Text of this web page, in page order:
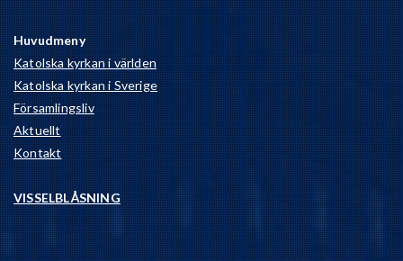
Huvudmeny
Katolska kyrkan i världen
Katolska kyrkan i Sverige
Församlingsliv
Aktuellt
Kontakt
VISSELBLÅSNING